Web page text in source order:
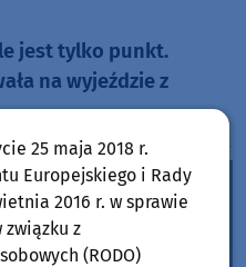
jest tylko punkt.
na wyjeździe z
25 maja 2018 r.
Europejskiego i Rady
2016 r. w sprawie
związku z
(RODO)